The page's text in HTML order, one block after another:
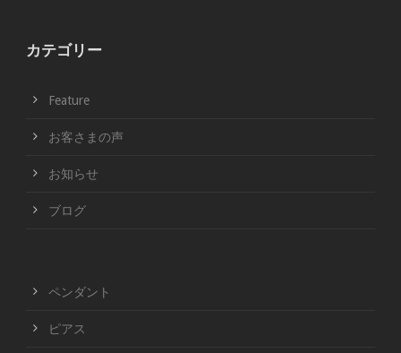
カテゴリー
Feature
お客さまの声
お知らせ
ブログ
ペンダント
ピアス